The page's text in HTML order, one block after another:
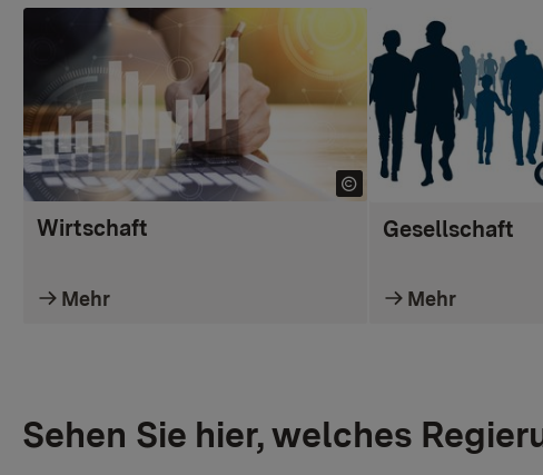
Wirtschaft
Mehr
Gesellschaft
Mehr
Sehen Sie hier, welches